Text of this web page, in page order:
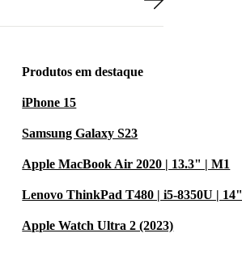
Produtos em destaque
iPhone 15
Samsung Galaxy S23
Apple MacBook Air 2020 | 13.3" | M1
Lenovo ThinkPad T480 | i5-8350U | 14"
Apple Watch Ultra 2 (2023)